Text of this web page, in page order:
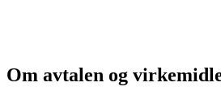
Om avtalen og